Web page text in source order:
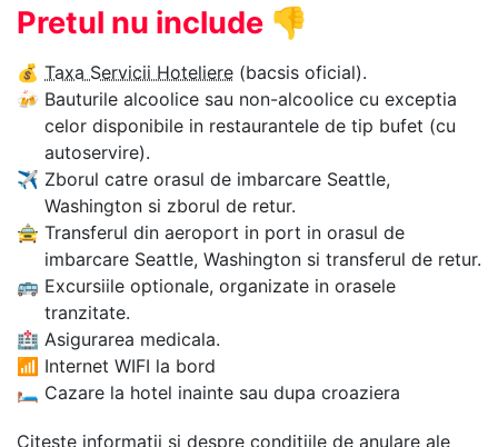
Pretul nu include 👎
💰 Taxa Servicii Hoteliere (bacsis oficial).
🍻 Bauturile alcoolice sau non-alcoolice cu exceptia
celor disponibile in restaurantele de tip bufet (cu
autoservire).
✈ Zborul catre orasul de imbarcare Seattle,
Washington si zborul de retur.
🚖 Transferul din aeroport in port in orasul de
imbarcare Seattle, Washington si transferul de retur.
🚌 Excursiile optionale, organizate in orasele
tranzitate.
🏥 Asigurarea medicala.
📶 Internet WIFI la bord
🛏 Cazare la hotel inainte sau dupa croaziera
Citeste informatii si despre conditiile de anulare ale